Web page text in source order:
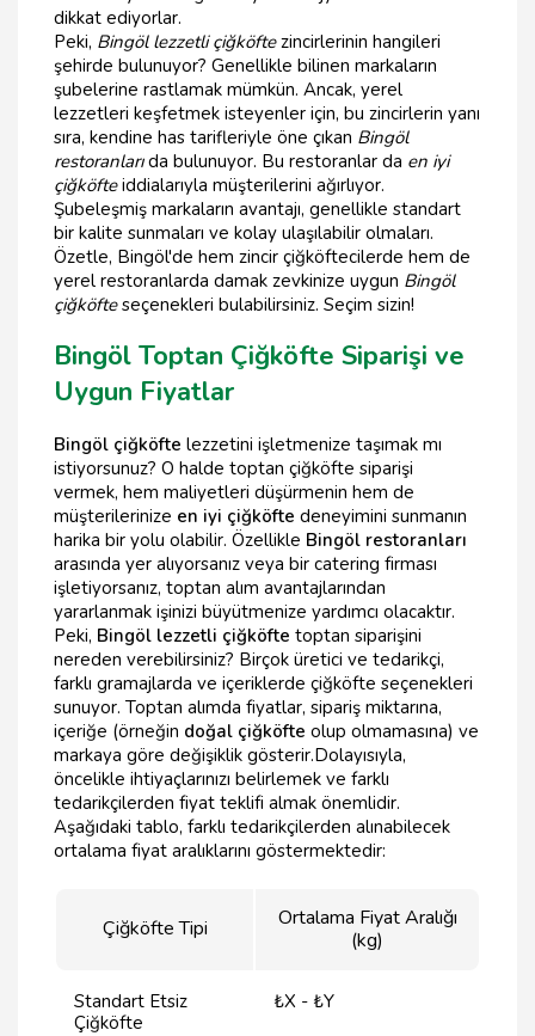
dikkat ediyorlar.
Peki, Bingöl lezzetli çiğköftezincirlerinin hangileri
şehirde bulunuyor? Genellikle bilinen markaların
şubelerine rastlamak mümkün. Ancak, yerel
lezzetleri keşfetmek isteyenler için, bu zincirlerin yanı
sıra, kendine has tarifleriyle öne çıkan Bingöl
restoranlarıda bulunuyor. Bu restoranlar da en iyi
çiğköfteiddialarıyla müşterilerini ağırlıyor.
Şubeleşmiş markaların avantajı, genellikle standart
bir kalite sunmaları ve kolay ulaşılabilir olmaları.
Özetle, Bingöl'de hem zincir çiğköftecilerde hem de
yerel restoranlarda damak zevkinize uygun Bingöl
çiğköfteseçenekleri bulabilirsiniz. Seçim sizin!
Bingöl Toptan Çiğköfte Siparişi ve
Uygun Fiyatlar
Bingöl çiğköfte lezzetini işletmenize taşımak mı
istiyorsunuz? O halde toptan çiğköfte siparişi
vermek, hem maliyetleri düşürmenin hem de
müşterilerinize en iyi çiğköfte deneyimini sunmanın
harika bir yolu olabilir. Özellikle Bingöl restoranları
arasında yer alıyorsanız veya bir catering firması
işletiyorsanız, toptan alım avantajlarından
yararlanmak işinizi büyütmenize yardımcı olacaktır.
Peki, Bingöl lezzetli çiğköfte toptan siparişini
nereden verebilirsiniz? Birçok üretici ve tedarikçi,
farklı gramajlarda ve içeriklerde çiğköfte seçenekleri
sunuyor. Toptan alımda fiyatlar, sipariş miktarına,
içeriğe (örneğin doğal çiğköfte olup olmamasına) ve
markaya göre değişiklik gösterir.Dolayısıyla,
öncelikle ihtiyaçlarınızı belirlemek ve farklı
tedarikçilerden fiyat teklifi almak önemlidir.
Aşağıdaki tablo, farklı tedarikçilerden alınabilecek
ortalama fiyat aralıklarını göstermektedir:
Çiğköfte Tipi
Ortalama Fiyat Aralığı
(kg)
Standart Etsiz
Çiğköfte
₺X - ₺Y